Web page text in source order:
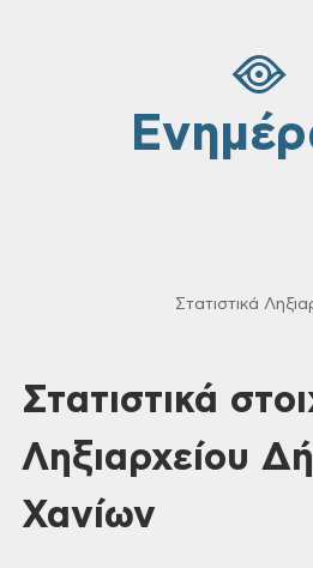
Στατιστικά
Στατιστικά
Ληξιαρχείου
Χανίων